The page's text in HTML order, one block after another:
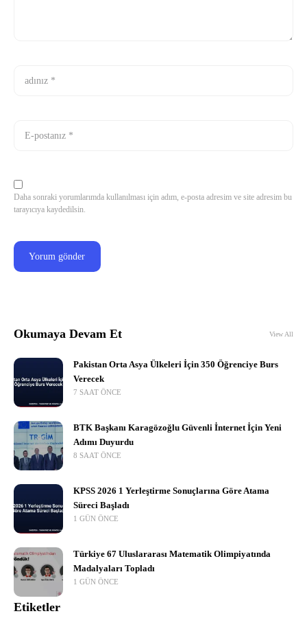
Daha sonraki yorumlarımda kullanılması için adım, e-posta adresim ve site adresim bu
tarayıcıya kaydedilsin.
Okumaya Devam Et View All
Pakistan Orta Asya Ülkeleri İçin 350 Öğrenciye Burs
Verecek
7 SAAT ÖNCE
BTK Başkanı Karagözoğlu Güvenli İnternet İçin Yeni
Adımı Duyurdu
8 SAAT ÖNCE
KPSS 2026 1 Yerleştirme Sonuçlarına Göre Atama
Süreci Başladı
1 GÜN ÖNCE
Türkiye 67 Uluslararası Matematik Olimpiyatında
Madalyaları Topladı
1 GÜN ÖNCE
Etiketler